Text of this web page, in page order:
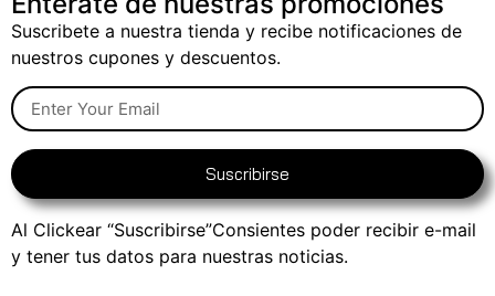
Suscribete a nuestra tienda y recibe notificaciones de
nuestros cupones y descuentos.
Suscribirse
Al Clickear “Suscribirse”Consientes poder recibir e-mail
y tener tus datos para nuestras noticias.